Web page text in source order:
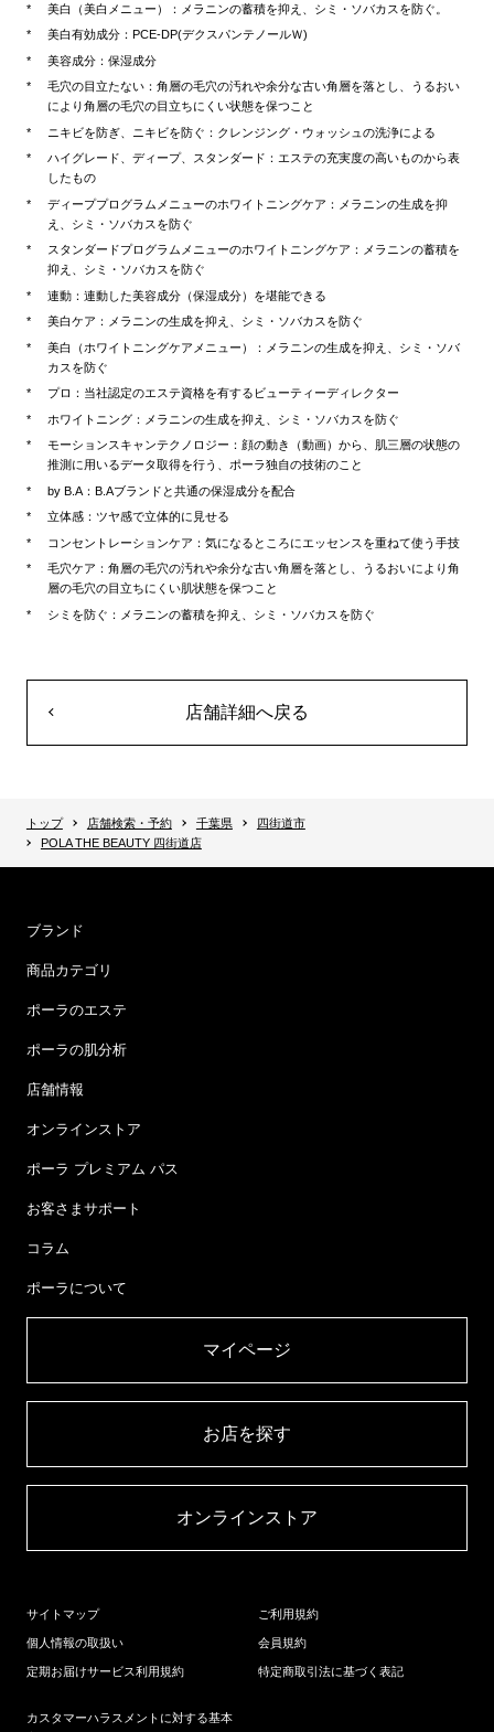
美白（美白メニュー）：メラニンの蓄積を抑え、シミ・ソバカスを防ぐ。
美白有効成分：PCE-DP(デクスパンテノールＷ)
美容成分：保湿成分
毛穴の目立たない：角層の毛穴の汚れや余分な古い角層を落とし、うるおい
により角層の毛穴の目立ちにくい状態を保つこと
ニキビを防ぎ、ニキビを防ぐ：クレンジング・ウォッシュの洗浄による
ハイグレード、ディープ、スタンダード：エステの充実度の高いものから表
したもの
ディーププログラムメニューのホワイトニングケア：メラニンの生成を抑
え、シミ・ソバカスを防ぐ
スタンダードプログラムメニューのホワイトニングケア：メラニンの蓄積を
抑え、シミ・ソバカスを防ぐ
連動：連動した美容成分（保湿成分）を堪能できる
美白ケア：メラニンの生成を抑え、シミ・ソバカスを防ぐ
美白（ホワイトニングケアメニュー）：メラニンの生成を抑え、シミ・ソバ
カスを防ぐ
プロ：当社認定のエステ資格を有するビューティーディレクター
ホワイトニング：メラニンの生成を抑え、シミ・ソバカスを防ぐ
モーションスキャンテクノロジー：顔の動き（動画）から、肌三層の状態の
推測に用いるデータ取得を行う、ポーラ独自の技術のこと
by B.A：B.Aブランドと共通の保湿成分を配合
立体感：ツヤ感で立体的に見せる
コンセントレーションケア：気になるところにエッセンスを重ねて使う手技
毛穴ケア：角層の毛穴の汚れや余分な古い角層を落とし、うるおいにより角
層の毛穴の目立ちにくい肌状態を保つこと
シミを防ぐ：メラニンの蓄積を抑え、シミ・ソバカスを防ぐ
店舗詳細へ戻る
トップ 店舗検索・予約 千葉県
四街道市
POLA THE BEAUTY 四街道店
ブランド
商品カテゴリ
ポーラのエステ
ポーラの肌分析
店舗情報
オンラインストア
ポーラ プレミアム パス
お客さまサポート
コラム
ポーラについて
マイページ​
お店を探す​
オンラインストア​
サイトマップ
個人情報の取扱い
定期お届けサービス利用規約
ご利用規約
会員規約
特定商取引法に基づく表記
カスタマーハラスメントに対する基本